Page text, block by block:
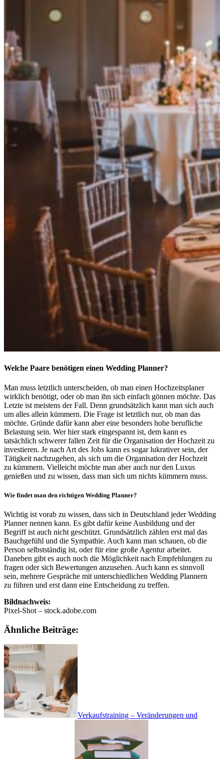
Welche Paare benötigen einen Wedding Planner?
Man muss letztlich unterscheiden, ob man einen Hochzeitsplaner
wirklich benötigt, oder ob man ihn sich einfach gönnen möchte. Das
Letzte ist meistens der Fall. Denn grundsätzlich kann man sich auch
um alles allein kümmern. Die Frage ist letztlich nur, ob man das
möchte. Gründe dafür kann aber eine besonders hohe berufliche
Belastung sein. Wer hier stark eingespannt ist, dem kann es
tatsächlich schwerer fallen Zeit für die Organisation der Hochzeit zu
investieren. Je nach Art des Jobs kann es sogar lukrativer sein, der
Tätigkeit nachzugehen, als sich um die Organisation der Hochzeit
zu kümmern. Vielleicht möchte man aber auch nur den Luxus
genießen und zu wissen, dass man sich um nichts kümmern muss.
Wie findet man den richtigen Wedding Planner?
Wichtig ist vorab zu wissen, dass sich in Deutschland jeder Wedding
Planner nennen kann. Es gibt dafür keine Ausbildung und der
Begriff ist auch nicht geschützt. Grundsätzlich zählen erst mal das
Bauchgefühl und die Sympathie. Auch kann man schauen, ob die
Person selbstständig ist, oder für eine große Agentur arbeitet.
Daneben gibt es auch noch die Möglichkeit nach Empfehlungen zu
fragen oder sich Bewertungen anzusehen. Auch kann es sinnvoll
sein, mehrere Gespräche mit unterschiedlichen Wedding Plannern
zu führen und erst dann eine Entscheidung zu treffen.
Bildnachweis:
Pixel-Shot – stock.adobe.com
Ähnliche Beiträge:
Verkaufstraining – Veränderungen und